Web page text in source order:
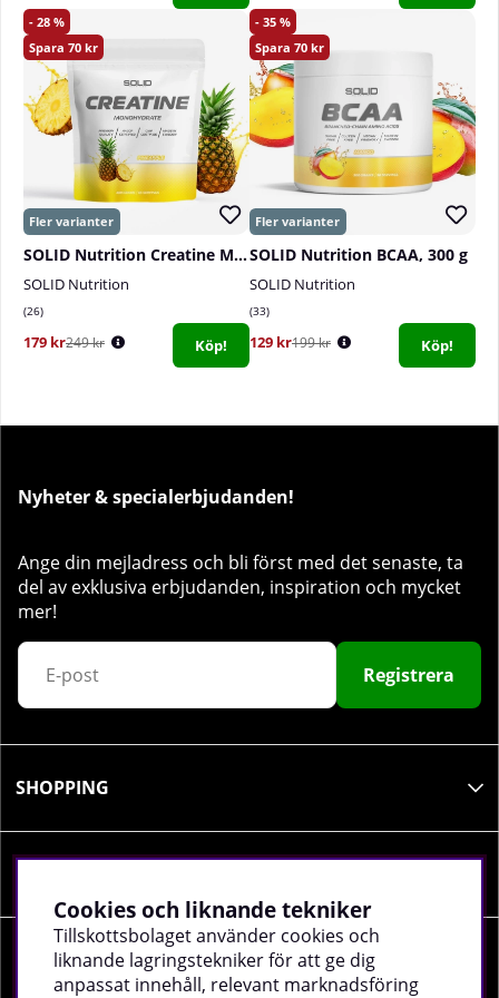
28
70
SOLID Nutrition Creatine Monohydrate, 400 g
SOLID Nutrition
26
179 kr249 kr Köp!
35
70
SOLID Nutrition BCAA, 300 g
SOLID Nutrition
33
129 kr199 kr Köp!
Nyheter & specialerbjudanden!
Ange din mejladress och bli först med det senaste, ta
del av exklusiva erbjudanden, inspiration och mycket
mer!
Registrera
SHOPPING
SOCIALA MEDIER
Cookies och liknande tekniker
Tillskottsbolaget använder cookies och
liknande lagringstekniker för att ge dig
anpassat innehåll, relevant marknadsföring